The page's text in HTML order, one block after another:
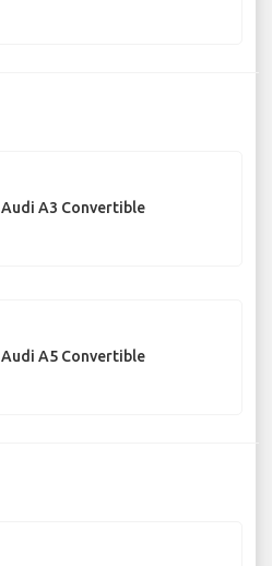
Audi A3 Convertible
Audi A5 Convertible